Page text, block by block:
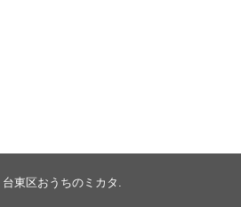
台東区おうちのミカタ .